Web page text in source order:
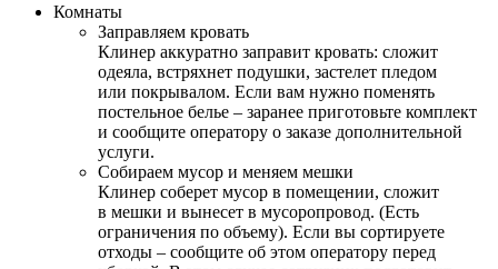
Комнаты
Заправляем кровать
Клинер аккуратно заправит кровать: сложит
одеяла, встряхнет подушки, застелет пледом
или покрывалом. Если вам нужно поменять
постельное белье – заранее приготовьте комплект
и сообщите оператору о заказе дополнительной
услуги.
Собираем мусор и меняем мешки
Клинер соберет мусор в помещении, сложит
в мешки и вынесет в мусоропровод. (Есть
ограничения по объему). Если вы сортируете
отходы – сообщите об этом оператору перед